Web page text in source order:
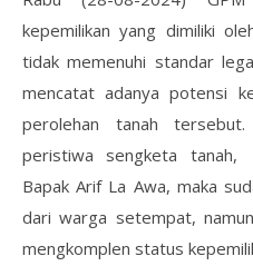
kepemilikan yang dimiliki
tidak memenuhi standar
mencatat adanya potensi
perolehan tanah
peristiwa sengketa tanah,
Bapak Arif La Awa, maka
dari warga setempat,
mengkomplen status